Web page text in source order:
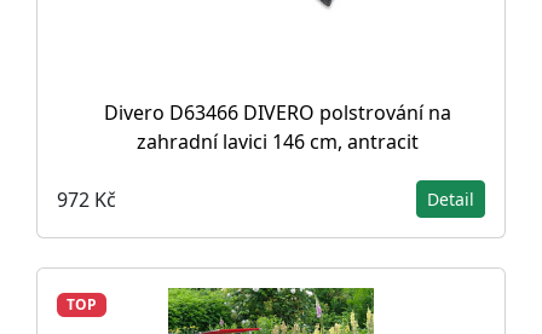
Divero D63466 DIVERO polstrování na
zahradní lavici 146 cm, antracit
972 Kč Detail
TOP